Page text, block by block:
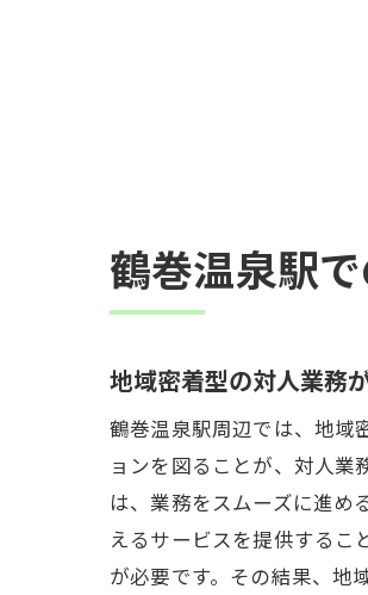
鶴巻温泉駅
地域密着型の対人業務
鶴巻温泉駅周辺では、地域
ョンを図ることが、対人業
は、業務をスムーズに進め
えるサービスを提供するこ
が必要です。その結果、地